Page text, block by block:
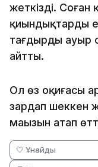
жеткізді. Соған
қиындықтарды
тағдырдың ауыр
айтты.
Ол өз оқиғасы
зардап шеккен
маңызын атап
🤍 Ұнайды